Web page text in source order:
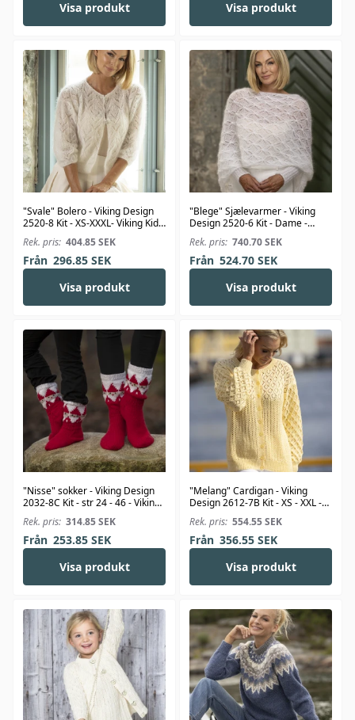
Visa produkt
Visa produkt
"Svale" Bolero - Viking Design
2520-8 Kit - XS-XXXL- Viking Kid-
Silk
Rek. pris: 404.85SEK
Från 296.85SEK
Visa produkt
"Blege" Sjælevarmer - Viking
Design 2520-6 Kit - Dame -
Viking Kid-Silk
Rek. pris: 740.70SEK
Från 524.70SEK
Visa produkt
"Nisse" sokker - Viking Design
2032-8C Kit - str 24 - 46 - Viking
Alpaca Storm
Rek. pris: 314.85SEK
Från 253.85SEK
Visa produkt
"Melang" Cardigan - Viking
Design 2612-7B Kit - XS - XXL -
Viking Bambino
Rek. pris: 554.55SEK
Från 356.55SEK
Visa produkt